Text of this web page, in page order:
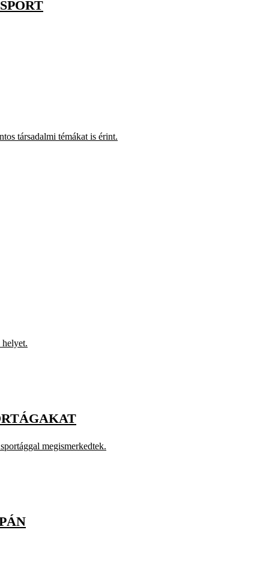
társadalmi témákat is érint.
helyet.
megismerkedtek.